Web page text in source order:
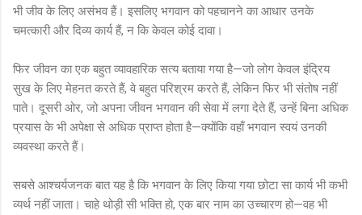
भी जीव के लिए असंभव हैं। इसलिए भगवान को पहचानने का आधार उनके
चमत्कारी और दिव्य कार्य हैं, न कि केवल कोई दावा।
फिर जीवन का एक बहुत व्यावहारिक सत्य बताया गया है—जो लोग केवल इंद्रिय
सुख के लिए मेहनत करते हैं, वे बहुत परिश्रम करते हैं, लेकिन फिर भी संतोष नहीं
पाते। दूसरी ओर, जो अपना जीवन भगवान की सेवा में लगा देते हैं, उन्हें बिना अधिक
प्रयास के भी अपेक्षा से अधिक प्राप्त होता है—क्योंकि वहाँ भगवान स्वयं उनकी
व्यवस्था करते हैं।
सबसे आश्चर्यजनक बात यह है कि भगवान के लिए किया गया छोटा सा कार्य भी कभी
व्यर्थ नहीं जाता। चाहे थोड़ी सी भक्ति हो, एक बार नाम का उच्चारण हो—वह भी